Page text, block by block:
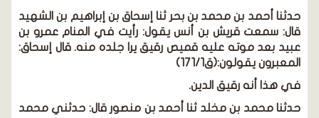
حدثنا أحمد بن محمد بن بحر ثنا إسحاق بن إبراهيم بن الشهيد
قال: سمعت قريش بن أنس يقول: رأيت في المنام عمرو بن
عبيد بعد موته عليه قميص رقيق يرا جلده منه. قال إسحاق:
المعبرون يقولون:(ق171/1)
في هذا أنه رقيق الدين.
حدثنا محمد بن مخلد ثنا أحمد بن منصور قال: حدثني محمد